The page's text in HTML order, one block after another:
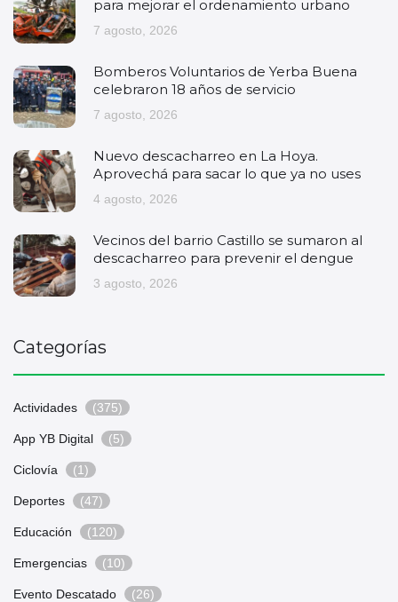
para mejorar el ordenamiento urbano
7 agosto, 2026
Bomberos Voluntarios de Yerba Buena
celebraron 18 años de servicio
7 agosto, 2026
Nuevo descacharreo en La Hoya.
Aprovechá para sacar lo que ya no uses
4 agosto, 2026
Vecinos del barrio Castillo se sumaron al
descacharreo para prevenir el dengue
3 agosto, 2026
Categorías
Actividades (375)
App YB Digital (5)
Ciclovía (1)
Deportes (47)
Educación (120)
Emergencias (10)
Evento Descatado (26)